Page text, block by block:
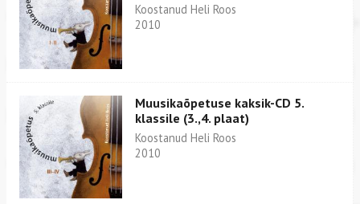
Koostanud Heli Roos
2010
Muusikaõpetuse kaksik-CD 5.
klassile (3.,4. plaat)
Koostanud Heli Roos
2010